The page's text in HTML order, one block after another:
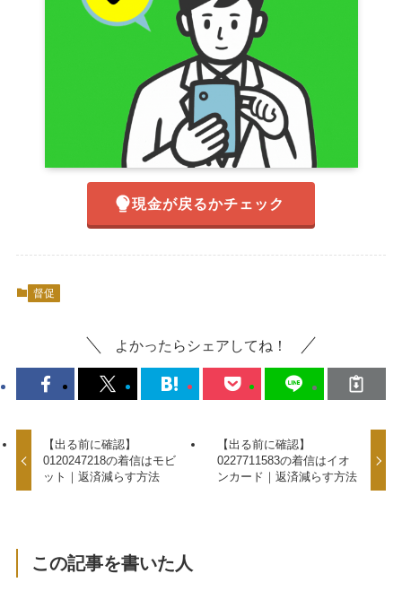
現金が戻るかチェック
督促
よかったらシェアしてね！
【出る前に確認】
0120247218の着信はモビ
ット｜返済減らす方法
【出る前に確認】
0227711583の着信はイオ
ンカード｜返済減らす方法
この記事を書いた人